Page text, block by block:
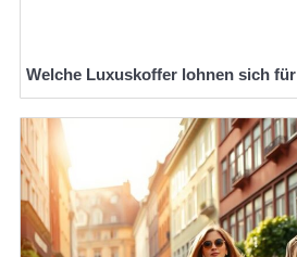
Welche Luxuskoffer lohnen sich